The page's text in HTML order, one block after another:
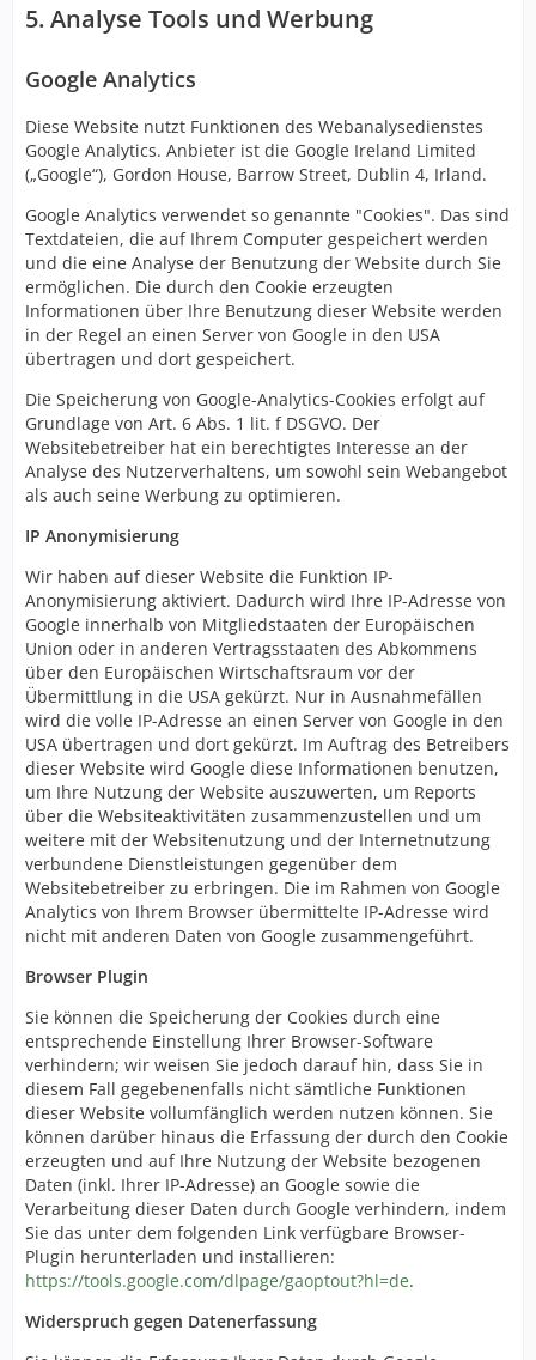
5. Analyse Tools und Werbung
Google Analytics
Diese Website nutzt Funktionen des Webanalysedienstes
Google Analytics. Anbieter ist die Google Ireland Limited
(„Google“), Gordon House, Barrow Street, Dublin 4, Irland.
Google Analytics verwendet so genannte "Cookies". Das sind
Textdateien, die auf Ihrem Computer gespeichert werden
und die eine Analyse der Benutzung der Website durch Sie
ermöglichen. Die durch den Cookie erzeugten
Informationen über Ihre Benutzung dieser Website werden
in der Regel an einen Server von Google in den USA
übertragen und dort gespeichert.
Die Speicherung von Google-Analytics-Cookies erfolgt auf
Grundlage von Art. 6 Abs. 1 lit. f DSGVO. Der
Websitebetreiber hat ein berechtigtes Interesse an der
Analyse des Nutzerverhaltens, um sowohl sein Webangebot
als auch seine Werbung zu optimieren.
IP Anonymisierung
Wir haben auf dieser Website die Funktion IP-
Anonymisierung aktiviert. Dadurch wird Ihre IP-Adresse von
Google innerhalb von Mitgliedstaaten der Europäischen
Union oder in anderen Vertragsstaaten des Abkommens
über den Europäischen Wirtschaftsraum vor der
Übermittlung in die USA gekürzt. Nur in Ausnahmefällen
wird die volle IP-Adresse an einen Server von Google in den
USA übertragen und dort gekürzt. Im Auftrag des Betreibers
dieser Website wird Google diese Informationen benutzen,
um Ihre Nutzung der Website auszuwerten, um Reports
über die Websiteaktivitäten zusammenzustellen und um
weitere mit der Websitenutzung und der Internetnutzung
verbundene Dienstleistungen gegenüber dem
Websitebetreiber zu erbringen. Die im Rahmen von Google
Analytics von Ihrem Browser übermittelte IP-Adresse wird
nicht mit anderen Daten von Google zusammengeführt.
Browser Plugin
Sie können die Speicherung der Cookies durch eine
entsprechende Einstellung Ihrer Browser-Software
verhindern; wir weisen Sie jedoch darauf hin, dass Sie in
diesem Fall gegebenenfalls nicht sämtliche Funktionen
dieser Website vollumfänglich werden nutzen können. Sie
können darüber hinaus die Erfassung der durch den Cookie
erzeugten und auf Ihre Nutzung der Website bezogenen
Daten (inkl. Ihrer IP-Adresse) an Google sowie die
Verarbeitung dieser Daten durch Google verhindern, indem
Sie das unter dem folgenden Link verfügbare Browser-
Plugin herunterladen und installieren:
https://tools.google.com/dlpage/gaoptout?hl=de.
Widerspruch gegen Datenerfassung